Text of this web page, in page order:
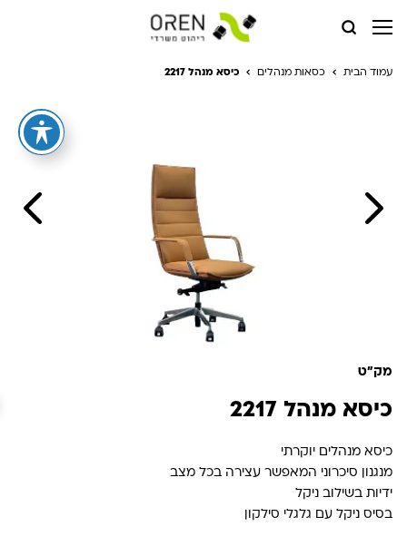
עמוד הבית כסאות מנהלים כיסא מנהל 2217
מק"ט
כיסא מנהל 2217
כיסא מנהלים יוקרתי
מנגנון סיכרוני המאפשר עצירה בכל מצב
ידיות בשילוב ניקל
בסיס ניקל עם גלגלי סילקון